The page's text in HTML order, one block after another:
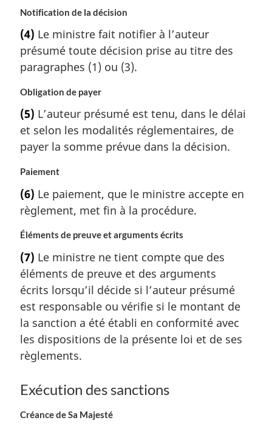
Notification de la décision
(4) Le ministre fait notifier à l’auteur
présumé toute décision prise au titre des
paragraphes (1) ou (3).
Obligation de payer
(5) L’auteur présumé est tenu, dans le délai
et selon les modalités réglementaires, de
payer la somme prévue dans la décision.
Paiement
(6) Le paiement, que le ministre accepte en
règlement, met fin à la procédure.
Éléments de preuve et arguments écrits
(7) Le ministre ne tient compte que des
éléments de preuve et des arguments
écrits lorsqu’il décide si l’auteur présumé
est responsable ou vérifie si le montant de
la sanction a été établi en conformité avec
les dispositions de la présente loi et de ses
règlements.
Exécution des sanctions
Créance de Sa Majesté